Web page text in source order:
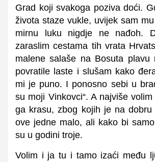
Grad koji svakoga poziva doći.
života staze vukle, uvijek sam
mirnu luku nigdje ne nađoh.
zaraslim cestama tih vrata
malene salaše na Bosuta
povratile laste i slušam kako
mi je puno. I ponosno sebi u
su moji Vinkovci“. A najviše
ga krasu, zbog kojih je na
ove jedne malo, ali kako bi
su u godini troje.
Volim i ja tu i tamo izaći među